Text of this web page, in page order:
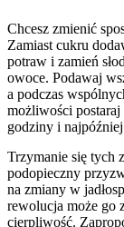
Chcesz zmienić
Zamiast cukru
potraw i zamień
owoce. Podawaj
a podczas
możliwości postaraj
godziny i
Trzymanie się tych
podopieczny
na zmiany w
rewolucja może go
cierpliwość.